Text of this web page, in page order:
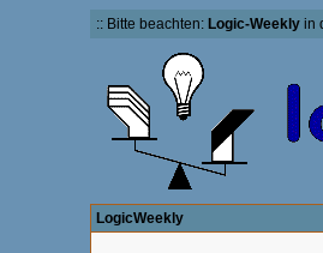
:: Bitte beachten: Logic-Weeklyin
LogicWeekly